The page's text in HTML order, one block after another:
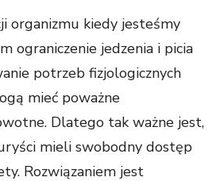
organizmu kiedy jesteśmy
ograniczenie jedzenia i picia
potrzeb fizjologicznych
mieć poważne
Dlatego tak ważne jest,
mieli swobodny dostęp
Rozwiązaniem jest